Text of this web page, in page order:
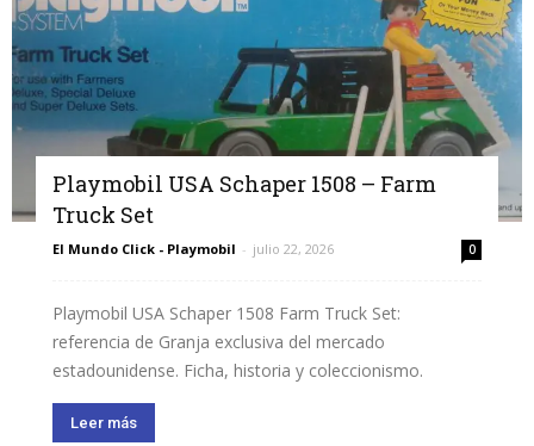
Playmobil USA Schaper 1508 – Farm
Truck Set
El Mundo Click - Playmobil - julio 22, 2026 0
Playmobil USA Schaper 1508 Farm Truck Set:
referencia de Granja exclusiva del mercado
estadounidense. Ficha, historia y coleccionismo.
Leer más